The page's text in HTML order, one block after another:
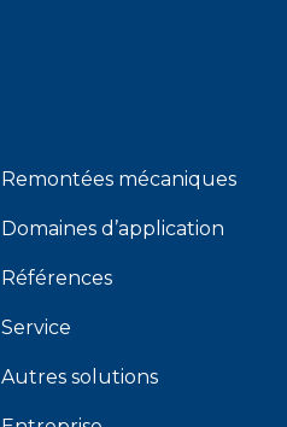
Remontées mécaniques
Domaines d’application
Références
Service
Autres solutions